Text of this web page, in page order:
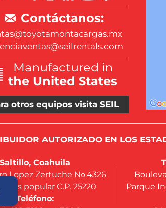
Contáctanos:
Manufactured in
the United States
otros equipos visita SEIL
AUTORIZADO EN LOS
Saltillo, Coahuila
Lopez Zertuche No.4326
popular C.P. 25220
Teléfono:
Parque